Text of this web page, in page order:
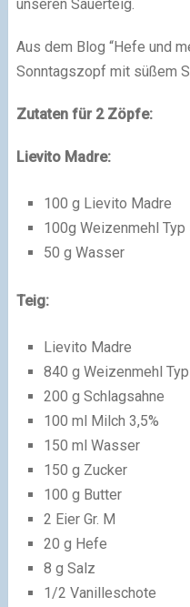
unseren Sauerteig.
Aus dem Blog “Hefe und
Sonntagszopf mit süßem
Zutaten für 2 Zöpfe:
Lievito Madre:
100 g Lievito Madre
100g Weizenmehl Typ
50 g Wasser
Teig:
Lievito Madre
840 g Weizenmehl
200 g Schlagsahne
100 ml Milch 3,5%
150 ml Wasser
150 g Zucker
100 g Butter
2 Eier Gr. M
20 g Hefe
8 g Salz
1/2 Vanilleschote